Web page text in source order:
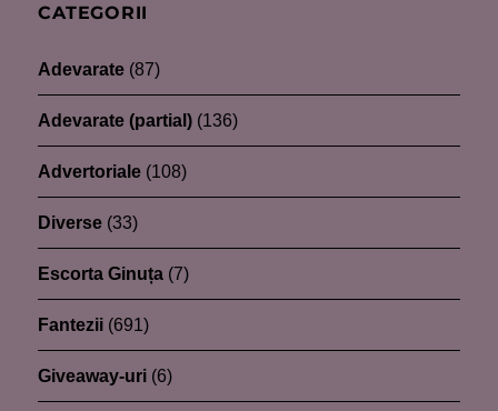
CATEGORII
Adevarate (87)
Adevarate (partial) (136)
Advertoriale (108)
Diverse (33)
Escorta Ginuța (7)
Fantezii (691)
Giveaway-uri (6)